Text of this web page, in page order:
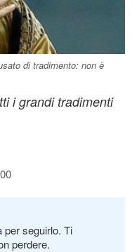
di tradimento: non è
i grandi tradimenti
per seguirlo. Ti
perdere.